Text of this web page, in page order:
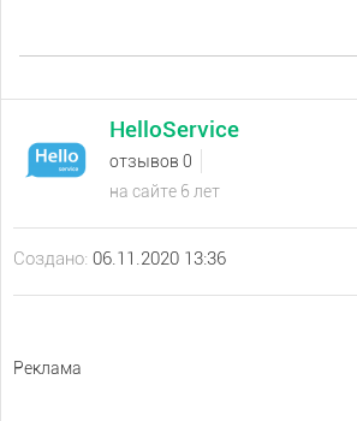
HelloService
отзывов 0
на сайте 6 лет
Создано: 06.11.2020 13:36
Реклама